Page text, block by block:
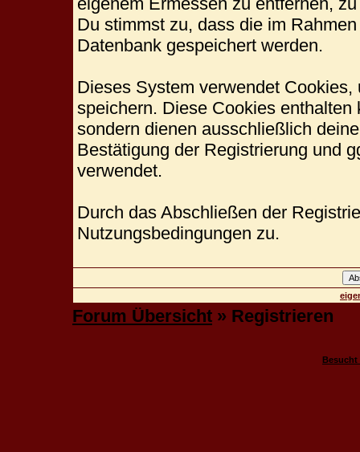
Du stimmst zu, dass die im
Datenbank gespeichert werden.
Dieses System verwendet
speichern. Diese Cookies
sondern dienen ausschließlich
Bestätigung der Registrierung und
verwendet.
Durch das Abschließen der
Nutzungsbedingungen zu.
Forum Übersicht » Registrieren
Besucht